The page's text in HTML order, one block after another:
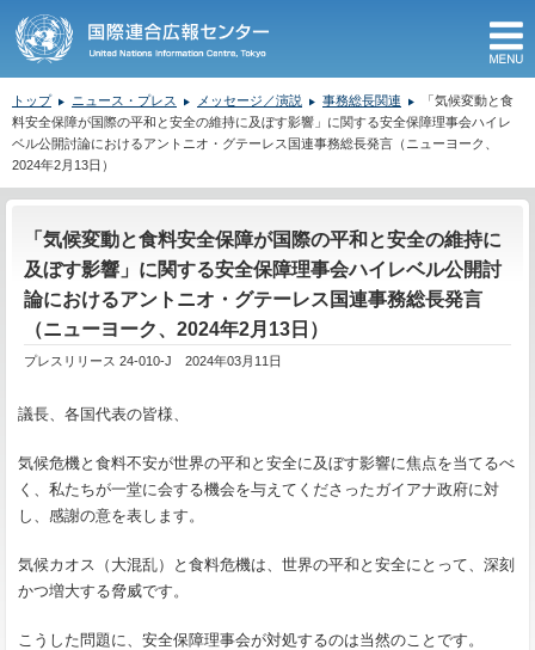
トップ ニュース・プレス メッセージ／演説 事務総長関連
「気候変動と食
料安全保障が国際の平和と安全の維持に及ぼす影響」に関する安全保障理事会ハイレ
ベル公開討論におけるアントニオ・グテーレス国連事務総長発言（ニューヨーク、
2024年2月13日）
「気候変動と食料安全保障が国際の平和と安全の維持に
及ぼす影響」に関する安全保障理事会ハイレベル公開討
論におけるアントニオ・グテーレス国連事務総長発言
（ニューヨーク、2024年2月13日）
プレスリリース 24-010-J 2024年03月11日
議長、各国代表の皆様、
気候危機と食料不安が世界の平和と安全に及ぼす影響に焦点を当てるべ
く、私たちが一堂に会する機会を与えてくださったガイアナ政府に対
し、感謝の意を表します。
気候カオス（大混乱）と食料危機は、世界の平和と安全にとって、深刻
かつ増大する脅威です。
こうした問題に、安全保障理事会が対処するのは当然のことです。